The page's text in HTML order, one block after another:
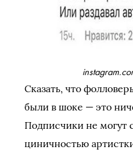
Сказать, что
были в шоке — это
Подписчики не могут
циничностью